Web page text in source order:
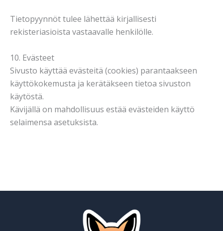
Tietopyynnöt tulee lähettää kirjallisesti
rekisteriasioista vastaavalle henkilölle.
10. Evästeet
Sivusto käyttää evästeitä (cookies) parantaakseen
käyttökokemusta ja kerätäkseen tietoa sivuston
käytöstä.
Kävijällä on mahdollisuus estää evästeiden käyttö
selaimensa asetuksista.